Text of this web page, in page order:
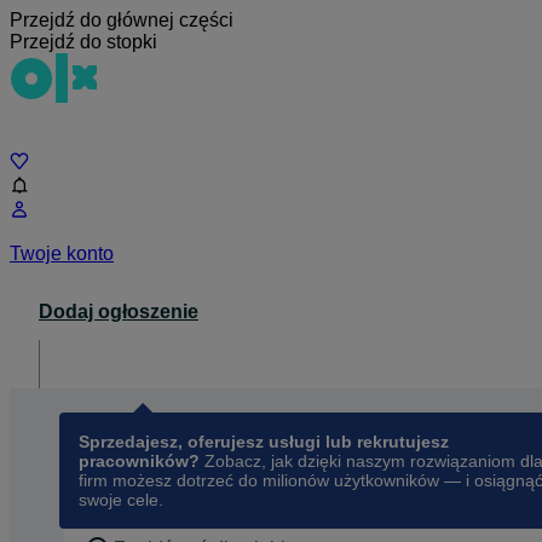
Przejdź do głównej części
Przejdź do stopki
Twoje konto
Dodaj ogłoszenie
Sprzedajesz, oferujesz usługi lub rekrutujesz
pracowników? Zobacz, jak dzięki naszym rozwiązaniom dla
firm możesz dotrzeć do milionów użytkowników — i osiągnąć
swoje cele.